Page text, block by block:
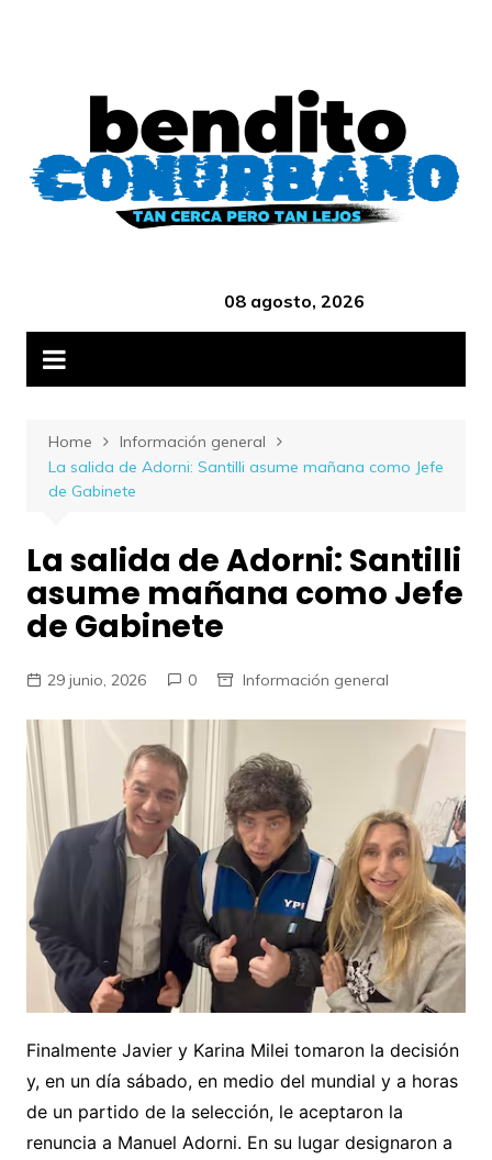
08 agosto, 2026
Home
Información general
La salida de Adorni: Santilli asume mañana como Jefe
de Gabinete
La salida de Adorni: Santilli
asume mañana como Jefe
de Gabinete
29 junio, 2026 0 Información general
Finalmente Javier y Karina Milei tomaron la decisión
y, en un día sábado, en medio del mundial y a horas
de un partido de la selección, le aceptaron la
renuncia a Manuel Adorni. En su lugar designaron a